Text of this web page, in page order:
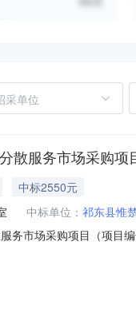
采单位
散服务市场采购项
中标2550元
中标单位： 祁东县惟
务市场采购项目（项
称：中共祁东县委办